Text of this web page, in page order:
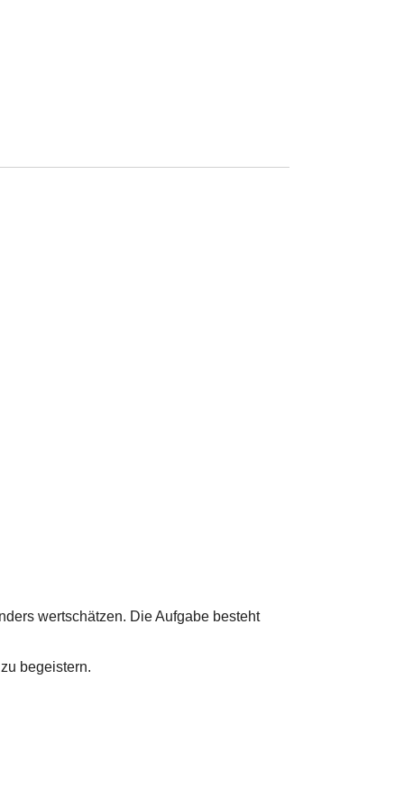
wertschätzen. Die Aufgabe besteht
begeistern.